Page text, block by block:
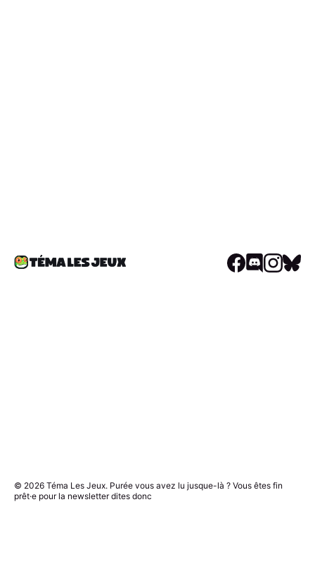
© 2026 Téma Les Jeux. Purée vous avez lu jusque-là ? Vous êtes fin
prêt·e pour la newsletter dites donc